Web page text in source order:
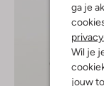
ga je
Wil je
jouw